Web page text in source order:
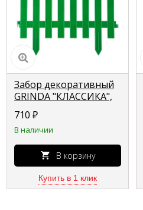
Забор декоративный
GRINDA "КЛАССИКА",
28x300 см, зеленый
422201-G
710 ₽
В наличии
В корзину
Купить в 1 клик